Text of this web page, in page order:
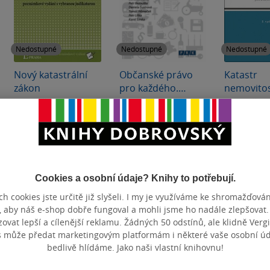
Nedostupné
Nový katastrální
zákon
měkká vazba
Nedostupné
Nedostupné
Občanské právo
pro každého.
Pohledem (nejen)
občanského
zákoníku - 2.,
vydání
z
5
hvězdiček
měkká vazba
Nedostupné
Nedostupné
Katastr
z
5
hvězdiček
Cookies a osobní údaje? Knihy to potřebují.
cookies jste určitě již slyšeli. I my je využíváme ke
aby náš e-shop dobře fungoval a mohli jsme ho nadále zlepšovat.
lepší a cílenější reklamu. Žádných 50 odstínů, ale klidně
může předat marketingovým platformám i některé vaše osobní
bedlivě hlídáme. Jako naši vlastní knihovnu!